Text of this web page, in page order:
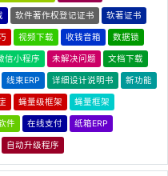
软件著作权登记证书 软著证书
视频下载 收钱音箱 数据锁
信小程序 未解决问题 文档下载
线束ERP 详细设计说明书 新功能
蝇量级框架 蝇量框架
件 在线支付 纸箱ERP
自动升级程序